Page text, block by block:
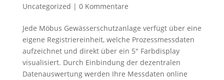
Uncategorized | 0 Kommentare
Jede Möbus Gewässerschutzanlage verfügt über eine
eigene Registriereinheit, welche Prozessmessdaten
aufzeichnet und direkt über ein 5″ Farbdisplay
visualisiert. Durch Einbindung der dezentralen
Datenauswertung werden Ihre Messdaten online